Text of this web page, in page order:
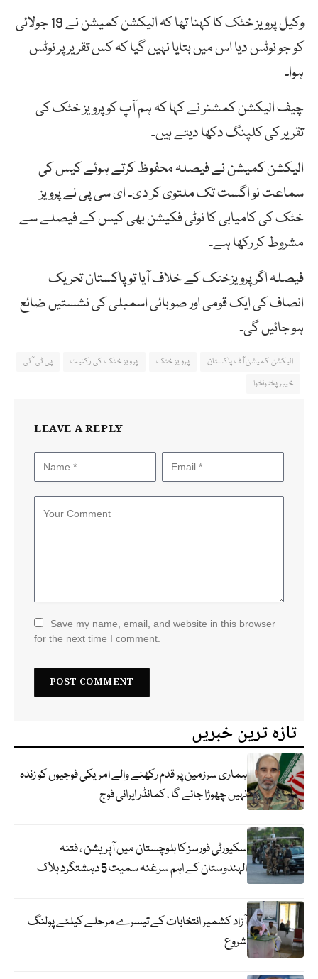
وکیل پرویز خٹک کا کہنا تھا کہ الیکشن کمیشن نے 19 جولائی
کو جو نوٹس دیا اس میں بتایا نہیں گیا کہ کس تقریر پر نوٹس
ہوا۔
چیف الیکشن کمشنر نے کہا کہ ہم آپ کو پرویز خٹک کی
تقریر کی کلپنگ دکھا دیتے ہیں۔
الیکشن کمیشن نے فیصلہ محفوظ کرتے ہوئے کیس کی
سماعت نو اگست تک ملتوی کر دی۔ ای سی پی نے پرویز
خٹک کی کامیابی کا نوٹی فکیشن بھی کیس کے فیصلے سے
مشروط کر رکھا ہے۔
فیصلہ اگر پرویزخٹک کے خلاف آیا تو پاکستان تحریک
انصاف کی ایک قومی اور صوبائی اسمبلی کی نشستیں ضائع
ہو جائیں گی۔
الیکشن کمیشن آف پاکستان پرویز خٹک پرویز خٹک کی رکنیت
پی ٹی آئی
خیبر پختونخوا
LEAVE A REPLY
Save my name, email, and website in this browser
for the next time I comment.
تازہ ترین خبریں
ہماری سرزمین پر قدم رکھنے والے امریکی فوجیوں کو زندہ
نہیں چھوڑا جائے گا ، کمانڈر ایرانی فوج
سکیورٹی فورسز کا بلوچستان میں آپریشن ، فتنہ
الہندوستان کے اہم سرغنہ سمیت 5 دہشتگرد ہلاک
آزاد کشمیر انتخابات کے تیسرے مرحلے کیلئے پولنگ
شروع